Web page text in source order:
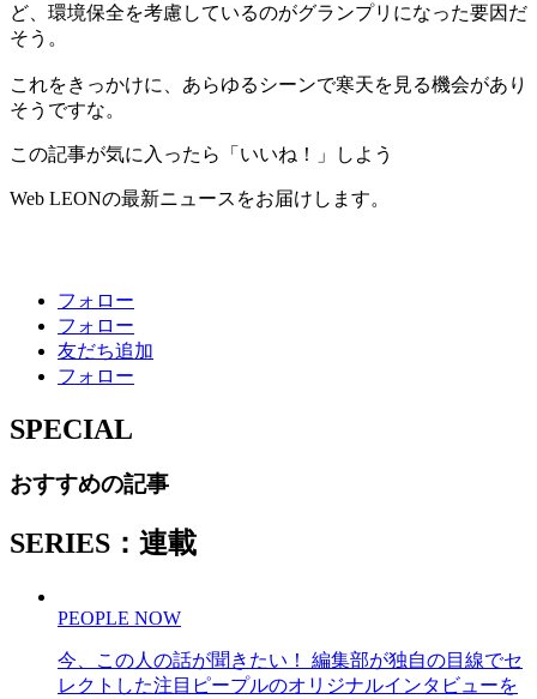
ど、環境保全を考慮しているのがグランプリになった要因だ
そう。
これをきっかけに、あらゆるシーンで寒天を見る機会があり
そうですな。
この記事が気に入ったら「いいね！」しよう
Web LEONの最新ニュースをお届けします。
フォロー
フォロー
友だち追加
フォロー
SPECIAL
おすすめの記事
SERIES：連載
PEOPLE NOW
今、この人の話が聞きたい！ 編集部が独自の目線でセ
レクトした注目ピープルのオリジナルインタビューを